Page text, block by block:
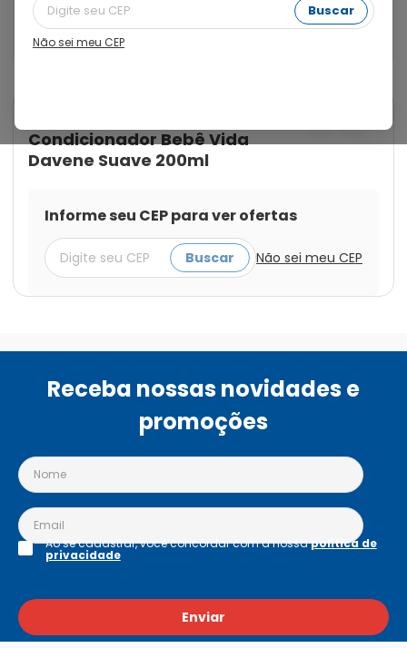
Buscar
Não sei meu CEP
a linha Bebê Vida, produzida com ingredientes naturais,
a base de Extrato Natural de Aveia e com fragrância
suave que remete conforto e proteção.
Condicionador Bebê Vida
Davene Suave 200ml
Informe seu CEP para ver ofertas
Buscar Não sei meu CEP
Receba nossas novidades e
promoções
Enviar
Ao se cadastrar, você concordar com a nossapolítica de
privacidade